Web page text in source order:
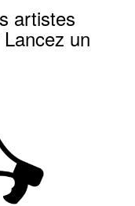
artistes
un